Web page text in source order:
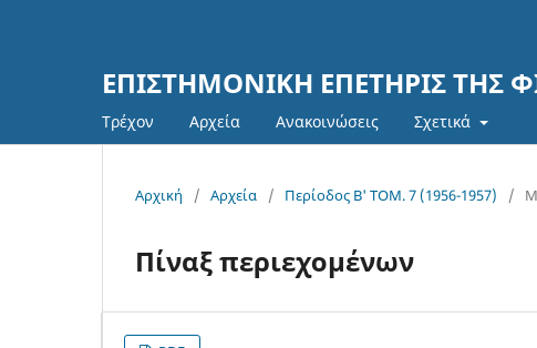
ΕΠΙΣΤΗΜΟΝΙΚΗ ΕΠΕΤΗΡΙΣ
Τρέχον Αρχεία Ανακοινώσεις Σχετικά
Αρχική / Αρχεία / Περίοδος Β' TOM. 7 (1956-1957) /
Πίναξ περιεχομένων